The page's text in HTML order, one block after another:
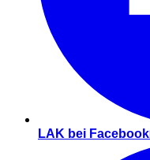
LAK bei Facebook